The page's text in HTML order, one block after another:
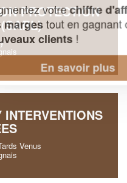
PROTECTION
Venus
chiffre d'affaireset
en gagnant de
!
savoir plus